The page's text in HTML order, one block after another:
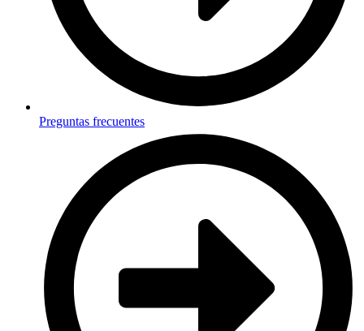
Preguntas frecuentes